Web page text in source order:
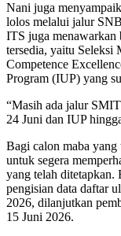
Nani juga
lolos melalui jalur
ITS juga menawarkan
tersedia, yaitu
Competence
Program (IUP) yang
“Masih ada jalur
24 Juni dan IUP
Bagi calon maba
untuk segera
yang telah
pengisian data daftar
2026, dilanjutkan
15 Juni 2026.